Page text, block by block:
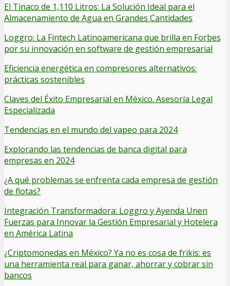
El Tinaco de 1,110 Litros: La Solución Ideal para el
Almacenamiento de Agua en Grandes Cantidades
Loggro: La Fintech Latinoamericana que brilla en Forbes
por su innovación en software de gestión empresarial
Eficiencia energética en compresores alternativos:
prácticas sostenibles
Claves del Éxito Empresarial en México. Asesoría Legal
Especializada
Tendencias en el mundo del vapeo para 2024
Explorando las tendencias de banca digital para
empresas en 2024
¿A qué problemas se enfrenta cada empresa de gestión
de flotas?
Integración Transformadora: Loggro y Ayenda Unen
Fuerzas para Innovar la Gestión Empresarial y Hotelera
en América Latina
¿Criptomonedas en México? Ya no es cosa de frikis: es
una herramienta real para ganar, ahorrar y cobrar sin
bancos